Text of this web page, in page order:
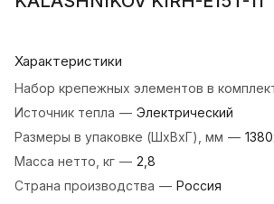
Характеристики
Набор крепежных элементов в
Источник тепла — Электрический
Размеры в упаковке (ШхВхГ), мм —
Масса нетто, кг — 2,8
Страна производства — Россия